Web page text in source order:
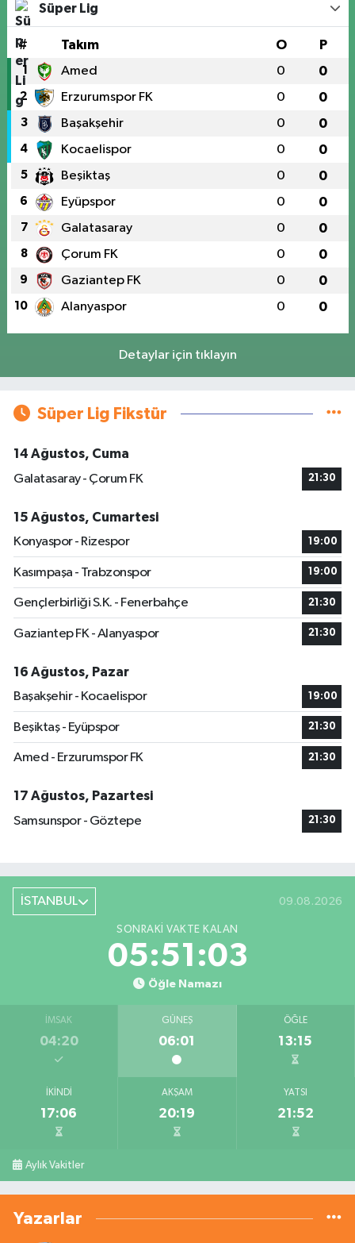
Süper Lig
# Takım O P
1 Amed 0 0
2 Erzurumspor FK 0 0
3 Başakşehir 0 0
4 Kocaelispor 0 0
5 Beşiktaş 0 0
6 Eyüpspor 0 0
7 Galatasaray 0 0
8 Çorum FK 0 0
9 Gaziantep FK 0 0
10 Alanyaspor 0 0
Detaylar için tıklayın
Süper Lig Fikstür
14 Ağustos, Cuma
Galatasaray - Çorum FK
21:30
15 Ağustos, Cumartesi
Konyaspor - Rizespor
19:00
Kasımpaşa - Trabzonspor 19:00
Gençlerbirliği S.K. - Fenerbahçe 21:30
Gaziantep FK - Alanyaspor 21:30
16 Ağustos, Pazar
Başakşehir - Kocaelispor
19:00
Beşiktaş - Eyüpspor 21:30
Amed - Erzurumspor FK 21:30
17 Ağustos, Pazartesi
Samsunspor - Göztepe
21:30
İSTANBUL 09.08.2026
SONRAKI VAKTE KALAN
05:51:03
Öğle Namazı
İMSAK
04:20
GÜNEŞ
06:01
ÖĞLE
13:15
İKINDI
17:06
AKŞAM
20:19
YATSI
21:52
Aylık Vakitler
Yazarlar